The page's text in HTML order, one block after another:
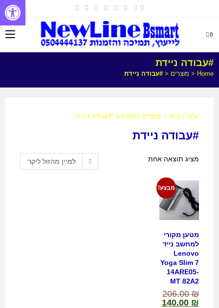
0
#עבודה ניידת
Home
< מוצרים <#עבודה ניידת
עמוד הבית > מוצרים המתויגים “#עבודה ניידת”
#עבודה ניידת
מציג תוצאה אחת למיין מהזול ליקר
מבצע!
מטען מקורי
למחשב נייד
Lenovo
Yoga Slim 7
14ARE05-
MT 82A2
206.00₪
140.00 ₪